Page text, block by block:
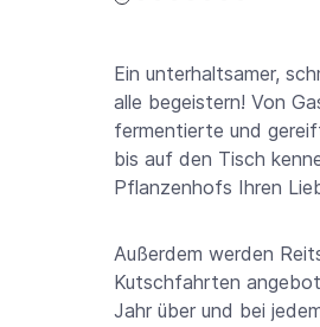
Ein unterhaltsamer,
alle begeistern! Von
fermentierte und
bis auf den Tisch
Pflanzenhofs Ihren
Außerdem werden
Kutschfahrten
Jahr über und bei